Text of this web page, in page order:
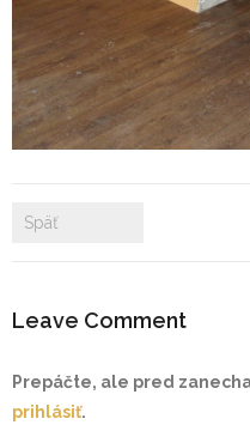
- Zámkové dlažby
- Rekonštrukcie
- Plastové okná a dvere
Prenájom bytových a
Referencie
Späť
Leave Comment
Prepáčte, ale pred
prihlásiť.